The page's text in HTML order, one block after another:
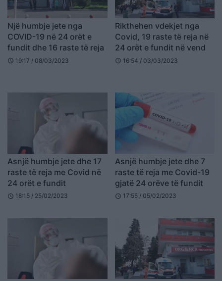
Një humbje jete nga
COVID-19 në 24 orët e
fundit dhe 16 raste të reja
schedule 19:17 / 08/03/2023
Rikthehen vdekjet nga
Covid, 19 raste të reja në
24 orët e fundit në vend
schedule 16:54 / 03/03/2023
Asnjë humbje jete dhe 17
raste të reja me Covid në
24 orët e fundit
schedule 18:15 / 25/02/2023
Asnjë humbje jete dhe 7
raste të reja me Covid-19
gjatë 24 orëve të fundit
schedule 17:55 / 05/02/2023